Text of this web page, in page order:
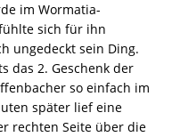
im Wormatia-
sich für ihn
ungedeckt sein Ding.
das 2. Geschenk der
so einfach im
später lief eine
rechten Seite über die